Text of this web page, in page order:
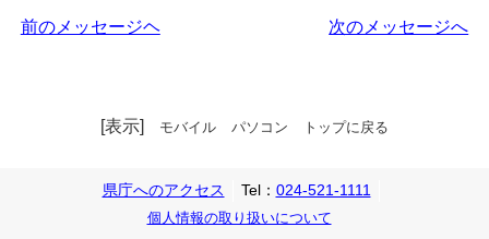
前のメッセージヘ 次のメッセージへ
[表示] モバイル パソコン トップに戻る
県庁へのアクセス Tel： 024-521-1111
個人情報の取り扱いについて